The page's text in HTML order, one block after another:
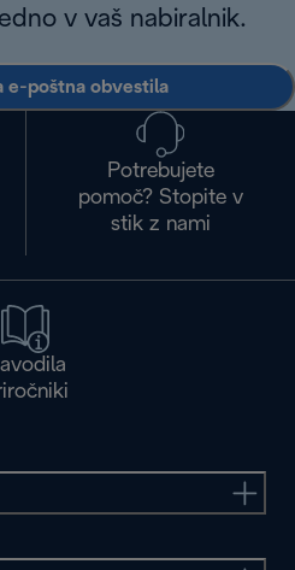
v vaš nabiralnik.
e-poštna obvestila
Potrebujete
pomoč? Stopite v
stik z nami